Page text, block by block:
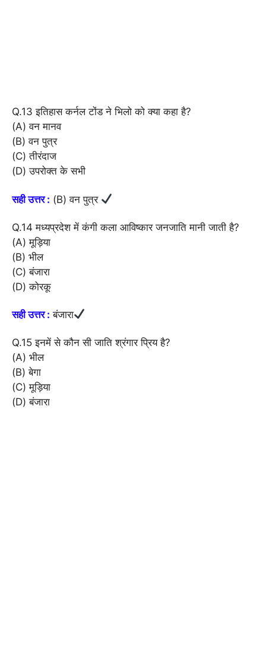
Q.13 इतिहास कर्नल टोंड ने भिलो को क्या कहा है?
(A) वन मानव
(B) वन पुत्र
(C) तीरंदाज
(D) उपरोक्त के सभी
सही उत्तर : (B) वन पुत्र
Q.14 मध्यप्रदेश में कंगी कला आविष्कार जनजाति मानी जाती है?
(A) मूड़िया
(B) भील
(C) बंजारा
(D) कोरकू
सही उत्तर : बंजारा
Q.15 इनमें से कौन सी जाति श्रंगार प्रिय है?
(A) भील
(B) बेगा
(C) मूड़िया
(D) बंजारा